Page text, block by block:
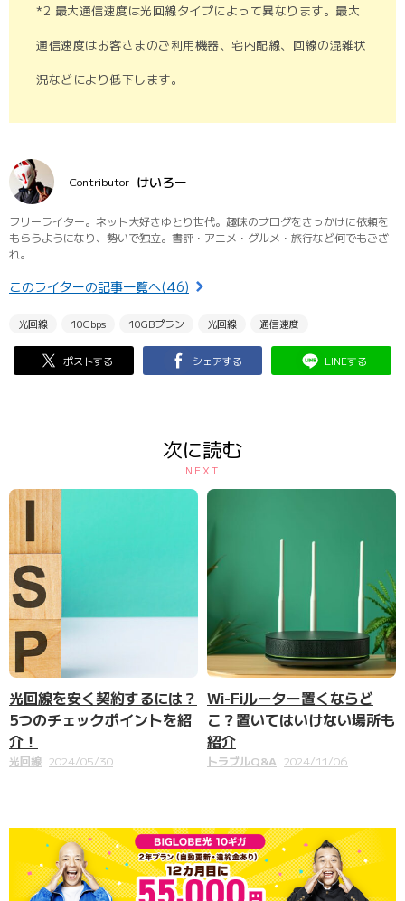
*2 最大通信速度は光回線タイプによって異なります。最大
通信速度はお客さまのご利用機器、宅内配線、回線の混雑状
況などにより低下します。
Contributor けいろー
フリーライター。ネット大好きゆとり世代。趣味のブログをきっかけに依頼を
もらうようになり、勢いで独立。書評・アニメ・グルメ・旅行など何でもござ
れ。
このライターの記事一覧へ(46)
光回線 10Gbps 10GBプラン 光回線 通信速度
ポストする シェアする LINEする
次に読む
NEXT
光回線を安く契約するには？
5つのチェックポイントを紹
介！
光回線 2024/05/30
Wi-Fiルーター置くならど
こ？置いてはいけない場所も
紹介
トラブルQ&A 2024/11/06